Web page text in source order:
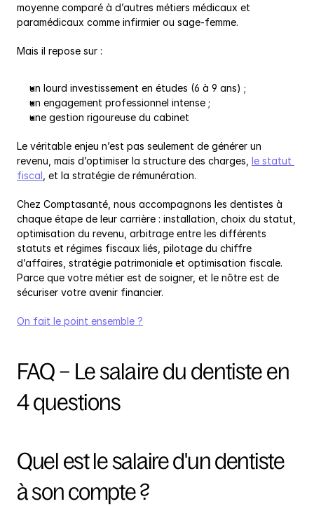
moyenne comparé à d’autres métiers médicaux et
paramédicaux comme infirmier ou sage-femme.
Mais il repose sur :
un lourd investissement en études (6 à 9 ans) ;
un engagement professionnel intense ;
une gestion rigoureuse du cabinet
Le véritable enjeu n’est pas seulement de générer un
revenu, mais d’optimiser la structure des charges, le statut
fiscal , et la stratégie de rémunération.
Chez Comptasanté, nous accompagnons les dentistes à
chaque étape de leur carrière : installation, choix du statut,
optimisation du revenu, arbitrage entre les différents
statuts et régimes fiscaux liés, pilotage du chiffre
d’affaires, stratégie patrimoniale et optimisation fiscale.
Parce que votre métier est de soigner, et le nôtre est de
sécuriser votre avenir financier.
On fait le point ensemble ?
FAQ – Le salaire du dentiste en
4 questions
Quel est le salaire d'un dentiste
à son compte ?